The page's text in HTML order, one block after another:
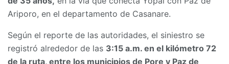
Ariporo, en el departamento de Casanare.
Según el reporte de las autoridades, el siniestro se
registró alrededor de las 3:15 a.m. en el kilómetro 72
de la ruta, entre los municipios de Pore y Paz de